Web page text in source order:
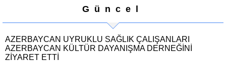
Güncel
AZERBAYCAN UYRUKLU SAĞLIK ÇALIŞANLARI
AZERBAYCAN KÜLTÜR DAYANIŞMA DERNEĞİNİ
ZİYARET ETTİ